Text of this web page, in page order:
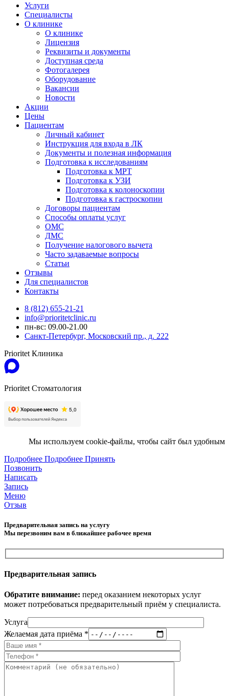
Услуги
Специалисты
О клинике
О клинике
Лицензия
Реквизиты и документы
Доступная среда
Фотогалерея
Оборудование
Вакансии
Новости
Акции
Цены
Пациентам
Личный кабинет
Инструкция для входа в ЛК
Документы и полезная информация
Подготовка к исследованиям
Подготовка к МРТ
Подготовка к УЗИ
Подготовка к колоноскопии
Подготовка к гастроскопии
Договоры пациентам
Способы оплаты услуг
ОМС
ДМС
Получение налогового вычета
Часто задаваемые вопросы
Статьи
Отзывы
Для специалистов
Контакты
8 (812) 655-21-21
info@prioritetclinic.ru
пн-вс: 09.00-21.00
Санкт-Петербург, Московский пр., д. 222
Prioritet Клиника
Prioritet Стоматология
Мы используем cookie-файлы, чтобы сайт был удобным
Подробнее Подробнее Принять
Позвонить
Написать
Запись
Меню
Отзыв
Предварительная запись на услугу
Мы перезвоним вам в ближайшее рабочее время
Предварительная запись
Обратите внимание: перед оказанием некоторых услуг
может потребоваться предварительный приём у специалиста.
Услуга
Желаемая дата приёма *